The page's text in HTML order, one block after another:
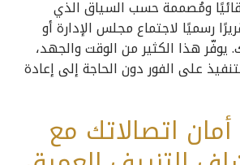
ومُصممة حسب السياق الذي
رسميًا لاجتماع مجلس الإدارة أو
يوفّر هذا الكثير من الوقت والجهد،
على الفور دون الحاجة إلى إعادة
اتصالاتك مع